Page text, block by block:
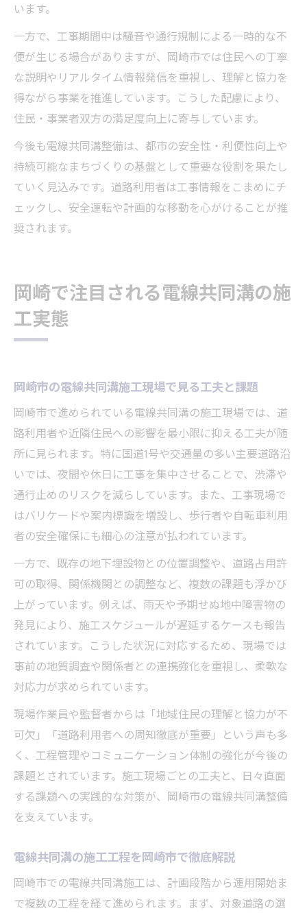
います。
一方で、工事期間中は騒音や通行規制による一時的な不
便が生じる場合がありますが、岡崎市では住民への丁寧
な説明やリアルタイム情報発信を重視し、理解と協力を
得ながら事業を推進しています。こうした配慮により、
住民・事業者双方の満足度向上に寄与しています。
今後も電線共同溝整備は、都市の安全性・利便性向上や
持続可能なまちづくりの基盤として重要な役割を果たし
ていく見込みです。道路利用者は工事情報をこまめにチ
ェックし、安全運転や計画的な移動を心がけることが推
奨されます。
岡崎で注目される電線共同溝の施
工実態
岡崎市の電線共同溝施工現場で見る工夫と課題
岡崎市で進められている電線共同溝の施工現場では、道
路利用者や近隣住民への影響を最小限に抑える工夫が随
所に見られます。特に国道1号や交通量の多い主要道路沿
いでは、夜間や休日に工事を集中させることで、渋滞や
通行止めのリスクを減らしています。また、工事現場で
はバリケードや案内標識を増設し、歩行者や自転車利用
者の安全確保にも細心の注意が払われています。
一方で、既存の地下埋設物との位置調整や、道路占用許
可の取得、関係機関との調整など、複数の課題も浮かび
上がっています。例えば、雨天や予期せぬ地中障害物の
発見により、施工スケジュールが遅延するケースも報告
されています。こうした状況に対応するため、現場では
事前の地質調査や関係者との連携強化を重視し、柔軟な
対応力が求められています。
現場作業員や監督者からは「地域住民の理解と協力が不
可欠」「道路利用者への周知徹底が重要」という声も多
く、工程管理やコミュニケーション体制の強化が今後の
課題とされています。施工現場ごとの工夫と、日々直面
する課題への実践的な対策が、岡崎市の電線共同溝整備
を支えています。
電線共同溝の施工工程を岡崎市で徹底解説
岡崎市での電線共同溝施工は、計画段階から運用開始ま
で複数の工程を経て進められます。まず、対象道路の選